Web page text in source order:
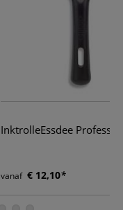
InktrolleEssdee
vanaf € 12,10